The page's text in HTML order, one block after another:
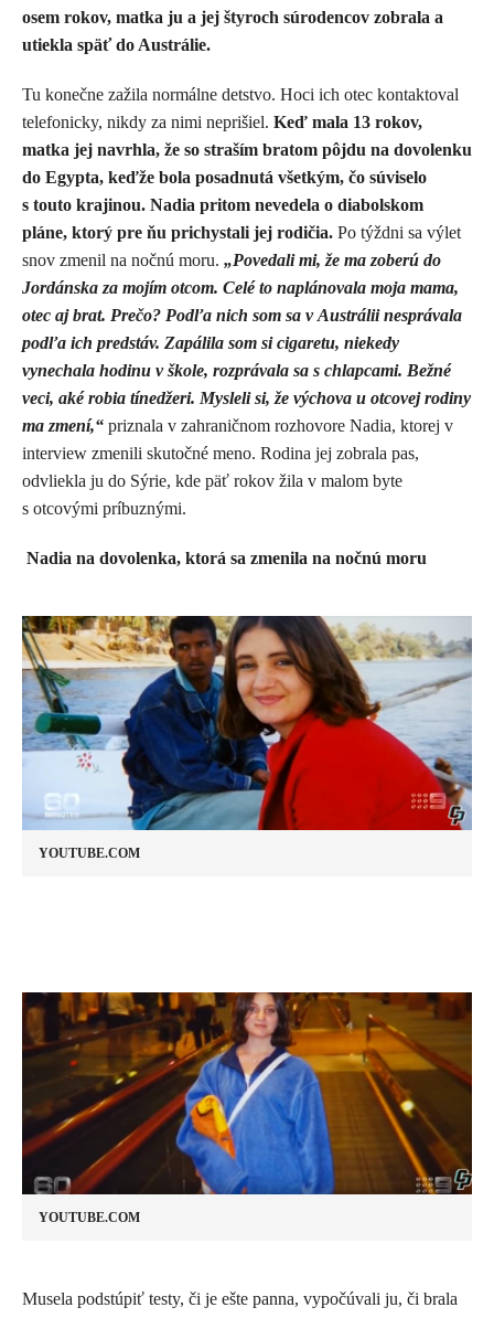
osem rokov, matka ju a jej štyroch súrodencov zobrala a
utiekla späť do Austrálie.
Tu konečne zažila normálne detstvo. Hoci ich otec kontaktoval
telefonicky, nikdy za nimi neprišiel. Keď mala 13 rokov,
matka jej navrhla, že so straším bratom pôjdu na dovolenku
do Egypta, keďže bola posadnutá všetkým, čo súviselo
s touto krajinou. Nadia pritom nevedela o diabolskom
pláne, ktorý pre ňu prichystali jej rodičia. Po týždni sa výlet
snov zmenil na nočnú moru. „Povedali mi, že ma zoberú do
Jordánska za mojím otcom. Celé to naplánovala moja mama,
otec aj brat. Prečo? Podľa nich som sa v Austrálii nesprávala
podľa ich predstáv. Zapálila som si cigaretu, niekedy
vynechala hodinu v škole, rozprávala sa s chlapcami. Bežné
veci, aké robia tínedžeri. Mysleli si, že výchova u otcovej rodiny
ma zmení,“ priznala v zahraničnom rozhovore Nadia, ktorej v
interview zmenili skutočné meno. Rodina jej zobrala pas,
odvliekla ju do Sýrie, kde päť rokov žila v malom byte
s otcovými príbuznými.
Nadia na dovolenka, ktorá sa zmenila na nočnú moru
YOUTUBE.COM
YOUTUBE.COM
​Musela podstúpiť testy, či je ešte panna, vypočúvali ju, či brala